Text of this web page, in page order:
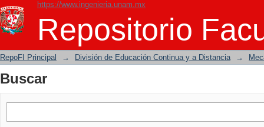
https://www.ingenieria.unam.mx
Repositorio
Buscar
RepoFI Principal → División de Educación Continua y a Distancia →
Buscar